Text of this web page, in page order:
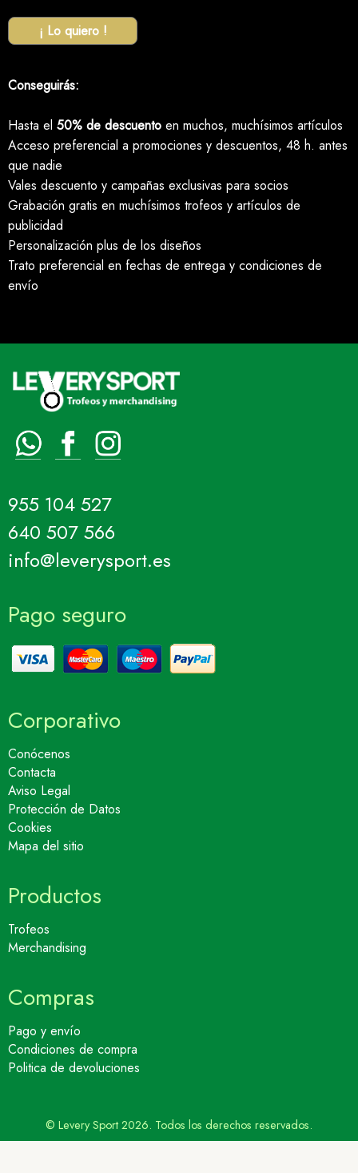
¡ Lo quiero !
Conseguirás:
Hasta el 50% de descuento en muchos, muchísimos artículos
Acceso preferencial a promociones y descuentos, 48 h. antes
que nadie
Vales descuento y campañas exclusivas para socios
Grabación gratis en muchísimos trofeos y artículos de
publicidad
Personalización plus de los diseños
Trato preferencial en fechas de entrega y condiciones de
envío
955 104 527
640 507 566
info@leverysport.es
Pago seguro
Corporativo
Conócenos
Contacta
Aviso Legal
Protección de Datos
Cookies
Mapa del sitio
Productos
Trofeos
Merchandising
Compras
Pago y envío
Condiciones de compra
Politica de devoluciones
© Levery Sport 2026. Todos los derechos reservados.